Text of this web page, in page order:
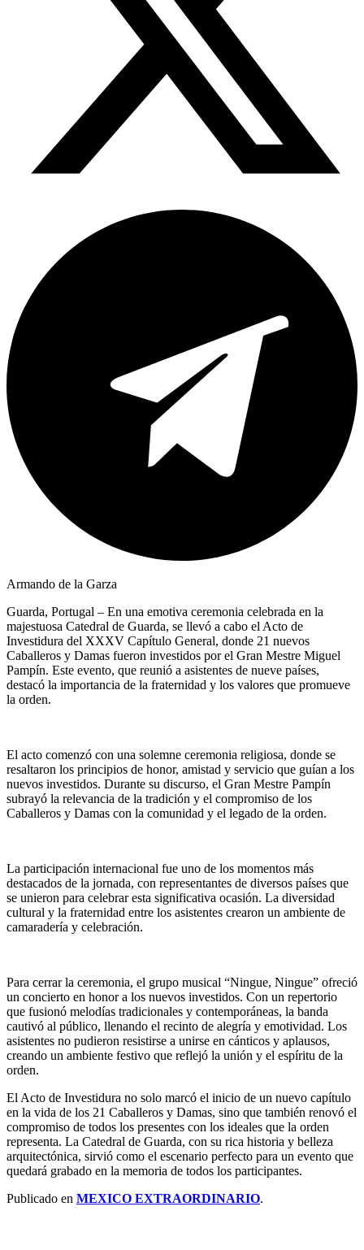
Armando de la Garza
Guarda, Portugal – En una emotiva ceremonia celebrada en la
majestuosa Catedral de Guarda, se llevó a cabo el Acto de
Investidura del XXXV Capítulo General, donde 21 nuevos
Caballeros y Damas fueron investidos por el Gran Mestre Miguel
Pampín. Este evento, que reunió a asistentes de nueve países,
destacó la importancia de la fraternidad y los valores que promueve
la orden.
El acto comenzó con una solemne ceremonia religiosa, donde se
resaltaron los principios de honor, amistad y servicio que guían a los
nuevos investidos. Durante su discurso, el Gran Mestre Pampín
subrayó la relevancia de la tradición y el compromiso de los
Caballeros y Damas con la comunidad y el legado de la orden.
La participación internacional fue uno de los momentos más
destacados de la jornada, con representantes de diversos países que
se unieron para celebrar esta significativa ocasión. La diversidad
cultural y la fraternidad entre los asistentes crearon un ambiente de
camaradería y celebración.
Para cerrar la ceremonia, el grupo musical “Ningue, Ningue” ofreció
un concierto en honor a los nuevos investidos. Con un repertorio
que fusionó melodías tradicionales y contemporáneas, la banda
cautivó al público, llenando el recinto de alegría y emotividad. Los
asistentes no pudieron resistirse a unirse en cánticos y aplausos,
creando un ambiente festivo que reflejó la unión y el espíritu de la
orden.
El Acto de Investidura no solo marcó el inicio de un nuevo capítulo
en la vida de los 21 Caballeros y Damas, sino que también renovó el
compromiso de todos los presentes con los ideales que la orden
representa. La Catedral de Guarda, con su rica historia y belleza
arquitectónica, sirvió como el escenario perfecto para un evento que
quedará grabado en la memoria de todos los participantes.
Publicado en MEXICO EXTRAORDINARIO.